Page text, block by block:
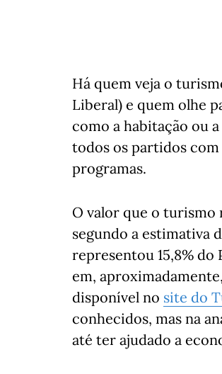
Há quem veja o
Liberal) e quem olhe
como a habitação ou
todos os partidos
programas.
O valor que o turismo
segundo a estimativa
representou 15,8%
em,
disponível no site do
conhecidos, mas na
até ter ajudado a